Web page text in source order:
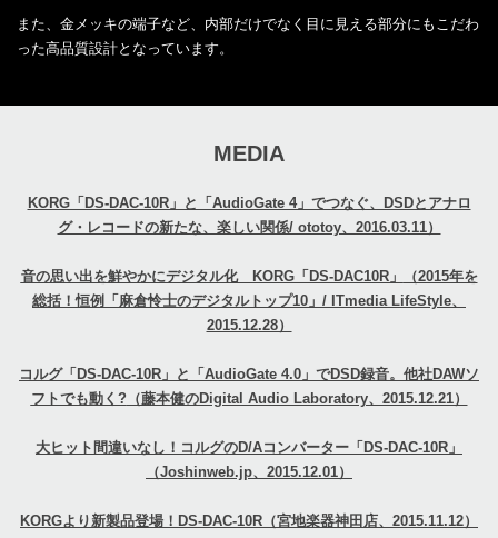
また、金メッキの端子など、内部だけでなく目に見える部分にもこだわ
った高品質設計となっています。
MEDIA
KORG「DS-DAC-10R」と「AudioGate 4」でつなぐ、DSDとアナロ
グ・レコードの新たな、楽しい関係/ ototoy、2016.03.11）
音の思い出を鮮やかにデジタル化 KORG「DS-DAC10R」
（2015年を
総括！恒例「麻倉怜士のデジタルトップ10」/ ITmedia LifeStyle、
2015.12.28）
コルグ「DS-DAC-10R」と「AudioGate 4.0」でDSD録音。他社DAWソ
フトでも動く? （藤本健のDigital Audio Laboratory、2015.12.21）
大ヒット間違いなし！コルグのD/Aコンバーター「DS-DAC-10R」
（Joshinweb.jp、2015.12.01）
KORGより新製品登場！DS-DAC-10R （宮地楽器神田店、2015.11.12）